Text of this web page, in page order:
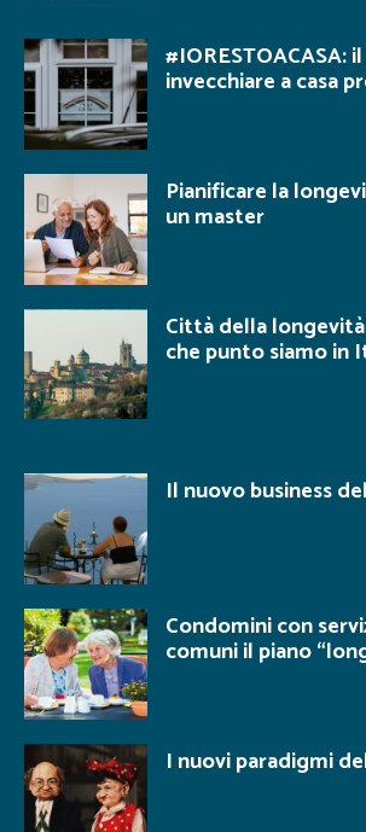
#IORESTOACASA:
invecchiare a casa
Pianificare la
un master
Città della
che punto siamo in
Il nuovo business
Condomini con
comuni il piano
I nuovi paradigmi